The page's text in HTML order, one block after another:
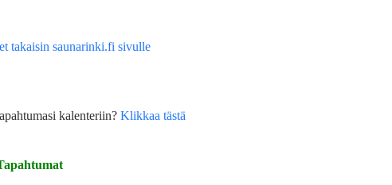
takaisin saunarinki.fi sivulle
kalenteriin? Klikkaa tästä